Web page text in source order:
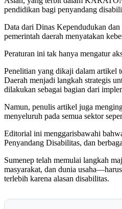
pendidikan bagi penyandang
Data dari Dinas Kependudukan
pemerintah daerah menyatakan
Peraturan ini tak hanya mengatur
Penelitian yang dikaji dalam artikel
Daerah menjadi langkah strategis
dilakukan sebagai bagian dari
Namun, penulis artikel juga
menyeluruh pada semua sektor
Editorial ini menggarisbawahi
Penyandang Disabilitas, dan
Sumenep telah memulai langkah
masyarakat, dan dunia
terlebih karena alasan disabilitas.